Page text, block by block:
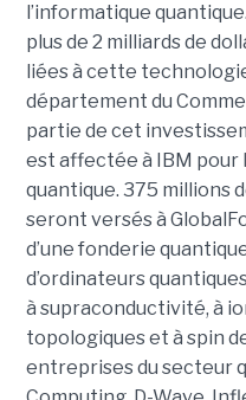
l’informatique
plus de 2 milliards de
liées à cette
département du
partie de cet
est affectée à IBM pour
quantique. 375 millions
seront versés à
d’une fonderie
d’ordinateurs
à supraconductivité, à
topologiques et à spin
entreprises du secteur